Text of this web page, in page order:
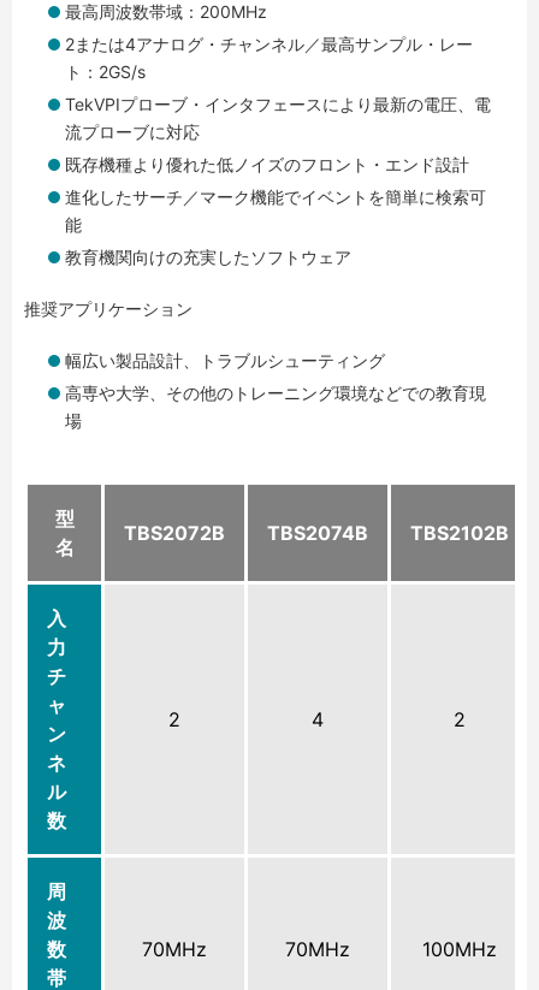
最高周波数帯域：200MHz
2または4アナログ・チャンネル／最高サンプル・レー
ト：2GS/s
TekVPIプローブ・インタフェースにより最新の電圧、電
流プローブに対応
既存機種より優れた低ノイズのフロント・エンド設計
進化したサーチ／マーク機能でイベントを簡単に検索可
能
教育機関向けの充実したソフトウェア
推奨アプリケーション
幅広い製品設計、トラブルシューティング
高専や大学、その他のトレーニング環境などでの教育現
場
型
名
TBS2072B TBS2074B TBS2102B
入
力
チ
ャ
ン
ネ
ル
数
2 4 2
周
波
数
帯
70MHz 70MHz 100MHz